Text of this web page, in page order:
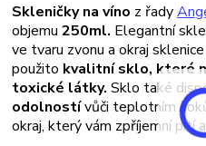
Skleničky na víno z řady
objemu250ml. Elegantní
ve tvaru zvonu a okraj
použito kvalitní sklo, které
toxické látky. Sklo také
odolnostívůči teplotním
okraj, který vám zpříjemní pití